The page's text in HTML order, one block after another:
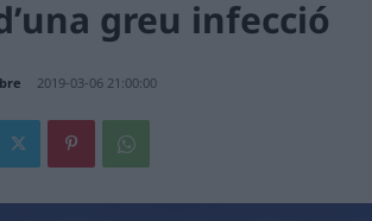
greu infecció
2019-03-06 21:00:00